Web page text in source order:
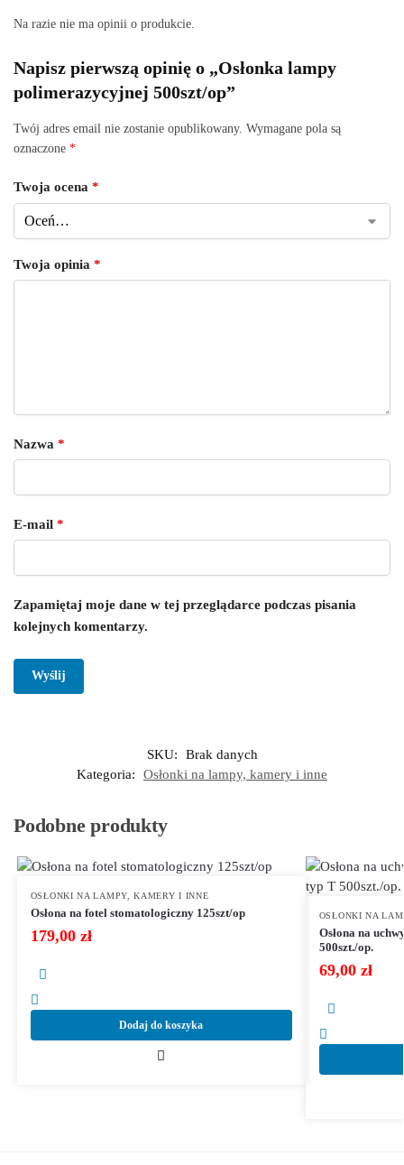
Na razie nie ma opinii o produkcie.
Napisz pierwszą opinię o „Osłonka lampy
polimerazycyjnej 500szt/op”
Twój adres email nie zostanie opublikowany. Wymagane pola są
oznaczone *
Twoja ocena *
Twoja opinia *
Nazwa *
E-mail *
Zapamiętaj moje dane w tej przeglądarce podczas pisania
kolejnych komentarzy.
SKU:
Brak danych
Kategoria:
Osłonki na lampy, kamery i inne
Podobne produkty
OSŁONKI NA LAMPY, KAMERY I INNE
Osłona na fotel stomatologiczny 125szt/op
179,00 zł
Dodaj do koszyka
OSŁONKI NA
Osłona na
500szt./op.
69,00 zł